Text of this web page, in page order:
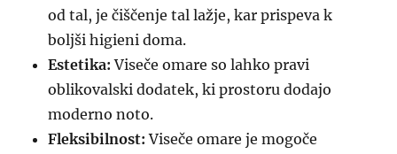
od tal, je čiščenje tal lažje, kar prispeva k
boljši higieni doma.
Estetika: Viseče omare so lahko pravi
oblikovalski dodatek, ki prostoru dodajo
moderno noto.
Fleksibilnost: Viseče omare je mogoče